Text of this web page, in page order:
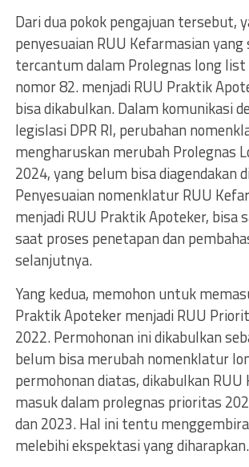
Dari dua pokok pengajuan tersebut,
penyesuaian RUU Kefarmasian
tercantum dalam Prolegnas long
nomor 82. menjadi RUU Praktik
bisa dikabulkan. Dalam komunikasi
legislasi DPR RI, perubahan
mengharuskan merubah Prolegnas
2024, yang belum bisa diagendakan
Penyesuaian nomenklatur RUU
menjadi RUU Praktik Apoteker, bisa
saat proses penetapan dan
selanjutnya.
Yang kedua, memohon untuk
Praktik Apoteker menjadi RUU
2022. Permohonan ini dikabulkan
belum bisa merubah nomenklatur
permohonan diatas, dikabulkan RUU
masuk dalam prolegnas prioritas
dan 2023. Hal ini tentu
melebihi ekspektasi yang diharapkan.